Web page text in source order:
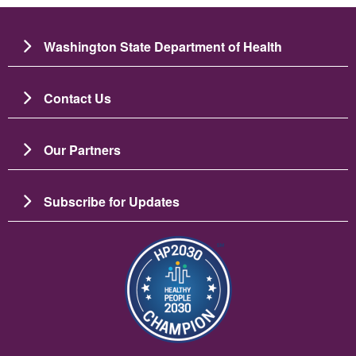
Washington State Department of Health
Contact Us
Our Partners
Subscribe for Updates